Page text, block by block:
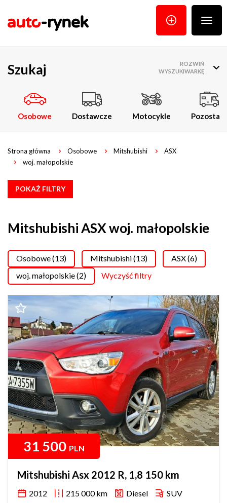
menu
Szukaj
Osobowe Dostawcze Motocykle Pozostałe
ROZWIŃ
WYSZUKIWARKĘ
Strona główna Osobowe Mitshubishi
ASX
woj. małopolskie
POKAŻ FILTRY
Mitshubishi ASX woj. małopolskie
Osobowe (13) Mitshubishi (13)
ASX (6)
woj. małopolskie (2)
Wyczyść filtry
31 500 PLN
Mitshubishi Asx 2012 R, 1,8 150 km
2012 215 000 km Diesel SUV